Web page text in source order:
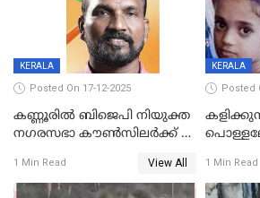
KERALA
Posted On 17-12-2025
കണ്ണൂരിൽ ബിജെപി നിയുക്ത
നഗരസഭാ കൗൺസിലർക്ക് 36
1 Min Read View All
KERALA
Posted
ക്ലാസ്
1 Min Read